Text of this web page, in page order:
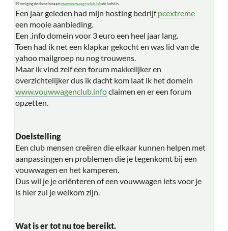
29 mei ging de domein naamwww.vouwwagenclub.infode lucht in.
Een jaar geleden had mijn hosting bedrijfpcextreme
een mooie aanbieding.
Een .info domein voor 3 euro een heel jaar lang.
Toen had ik net een klapkar gekocht en was lid van de
yahoo mailgroep nu nog trouwens.
Maar ik vind zelf een forum makkelijker en
overzichtelijker dus ik dacht kom laat ik het domein
www.vouwwagenclub.infoclaimen en er een forum
opzetten.
Doelstelling
Een club mensen creëren die elkaar kunnen helpen met
aanpassingen en problemen die je tegenkomt bij een
vouwwagen en het kamperen.
Dus wil je je oriënteren of een vouwwagen iets voor je
is hier zul je welkom zijn.
Wat is er tot nu toe bereikt.